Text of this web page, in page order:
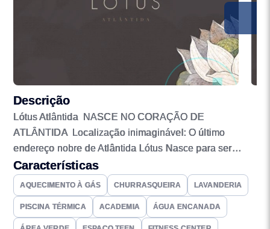
Descrição
Lótus Atlântida NASCE NO CORAÇÃO DE
ATLÂNTIDA Localização inimaginável: O último
endereço nobre de Atlântida Lótus Nasce para ser
Atlântida em sua verdadeira essência Um condomínio
exclusivo que privilegia a privacidade São apenas 166
lotes, que ocupam 08 ha de um todo de 17 ha. Os lotes
possuem 450m² ou mais de área privativa, com 15
metros de testada. Pórtico com guarita e controle de
Características
AQUECIMENTO À GÁS CHURRASQUEIRA LAVANDERIA
PISCINA TÉRMICA ACADEMIA ÁGUA ENCANADA